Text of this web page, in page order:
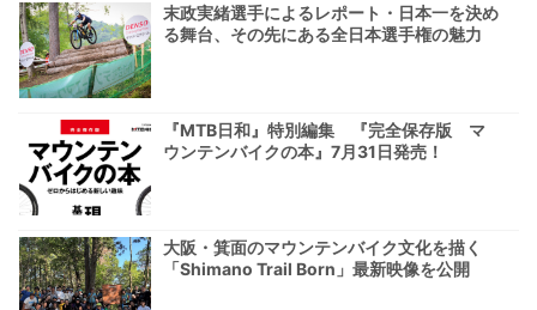
末政実緒選手によるレポート・日本一を決め
る舞台、その先にある全日本選手権の魅力
『MTB日和』特別編集 『完全保存版 マ
ウンテンバイクの本』7月31日発売！
大阪・箕面のマウンテンバイク文化を描く
「Shimano Trail Born」最新映像を公開